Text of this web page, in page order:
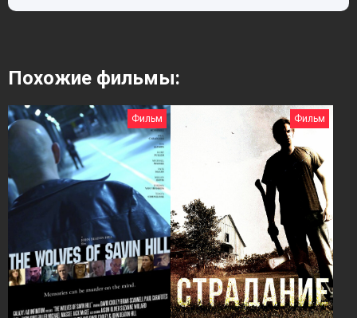
Похожие фильмы:
Фильм Фильм